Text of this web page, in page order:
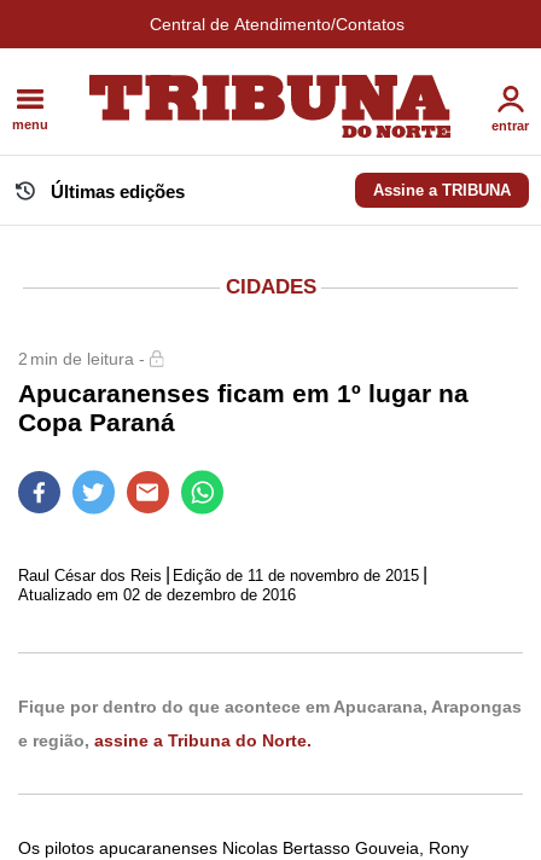
Central de Atendimento/Contatos
menu entrar
Últimas edições Assine a TRIBUNA
CIDADES
2 min de leitura -
Apucaranenses ficam em 1º lugar na
Copa Paraná
Raul César dos Reis Edição de 11 de novembro de 2015
Atualizado em 02 de dezembro de 2016
Fique por dentro do que acontece em Apucarana, Arapongas
e região, assine a Tribuna do Norte.
Os pilotos apucaranenses Nicolas Bertasso Gouveia, Rony